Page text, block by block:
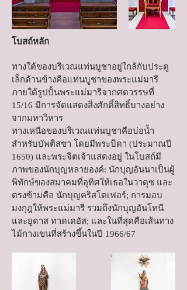
โบสถ์หลัก
ทางใต้ของบริเวณแท่นบูชาอยู่ใกล้กับประตู
เล็กด้านข้างคือแท่นบูชาของพระแม่มารี
ภายใต้รูปปั้นพระแม่มารีจากศตวรรษที่
15/16 มีการจัดแสดงสิ่งศักดิ์สิทธิ์บางอย่าง
จากมหาวิหาร
ทางเหนือของบริเวณแท่นบูชาคือบ่อน้ำ
สำหรับบัพติสซา โดยมีพระบิดา (ประมาณปี
1650) และพระจิตเจ้าแสดงอยู่ ในโบสถ์มี
ภาพของนักบุญหลายองค์: นักบุญอันนาเป็นผู้
พิทักษ์ของสมาคมที่อุทิศให้เธอในวาดุซ และ
ตรงข้ามคือ นักบุญคริสโตเฟอร์; การมอบ
มงกุฎให้พระแม่มารี รวมถึงนักบุญอันโทนี
และยูดาส ทาดเดอัส; และในที่สุดคือเส้นทาง
ไม้กางเขนที่สร้างขึ้นในปี 1966/67